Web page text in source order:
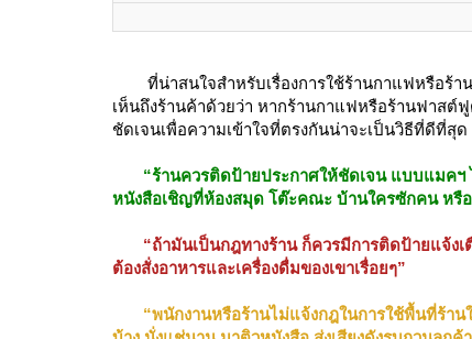
ที่น่าสนใจสำหรับเรื่องการใช้ร้านกาแฟหรือร้
เห็นถึงร้านค้าด้วยว่า หากร้านกาแฟหรือร้านฟาส
ชัดเจนเพื่อความเข้าใจที่ตรงกันน่าจะเป็นวิธีที่ดีที่สุด
“ร้านควรติดป้ายประกาศให้ชัดเจน แบบแมคฯ
หนังสือเชิญที่ห้องสมุด โต๊ะคณะ บ้านใครซักคน หรือ
“ถ้ามันเป็นกฎทางร้าน ก็ควรมีการติดป้ายแจ้ง
ต้องสั่งอาหารและเครื่องดื่มของเขาเรื่อยๆ”
“พนักงานหรือร้านไม่แจ้งกฎในการใช้พื้นที่ร้า